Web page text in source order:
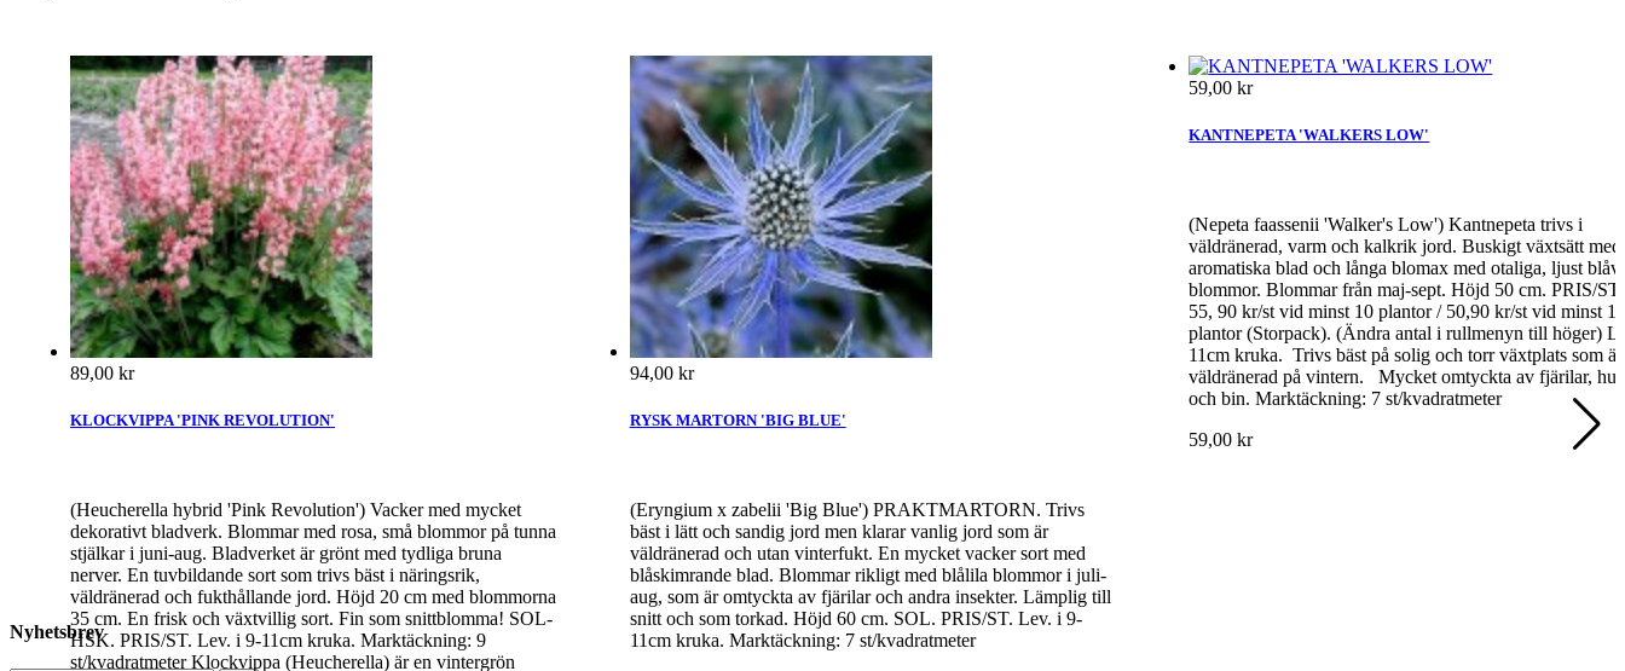
89,00 kr
KLOCKVIPPA 'PINK REVOLUTION'
(Heucherella hybrid 'Pink Revolution') Vacker med mycket
dekorativt bladverk. Blommar med rosa, små blommor på tunna
stjälkar i juni-aug. Bladverket är grönt med tydliga bruna
nerver. En tuvbildande sort som trivs bäst i näringsrik,
väldränerad och fukthållande jord. Höjd 20 cm med blommorna
35 cm. En frisk och växtvillig sort. Fin som snittblomma! SOL-
HSK. PRIS/ST. Lev. i 9-11cm kruka. Marktäckning: 9
st/kvadratmeter Klockvippa (Heucherella) är en vintergrön
94,00 kr
RYSK MARTORN 'BIG BLUE'
(Eryngium x zabelii 'Big Blue') PRAKTMARTORN. Trivs
bäst i lätt och sandig jord men klarar vanlig jord som är
väldränerad och utan vinterfukt. En mycket vacker sort med
blåskimrande blad. Blommar rikligt med blålila blommor i juli-
aug, som är omtyckta av fjärilar och andra insekter. Lämplig till
snitt och som torkad. Höjd 60 cm. SOL. PRIS/ST. Lev. i 9-
11cm kruka. Marktäckning: 7 st/kvadratmeter
59,00 kr
KANTNEPETA 'WALKERS LOW'
(Nepeta faassenii 'Walker's Low') Kantnepeta trivs i
väldränerad, varm och kalkrik jord. Buskigt växtsätt med
aromatiska blad och långa blomax med otaliga, ljust
blommor. Blommar från maj-sept. Höjd 50 cm. PRIS/
55, 90 kr/st vid minst 10 plantor / 50,90 kr/st vid minst
plantor (Storpack). (Ändra antal i rullmenyn till höger)
11cm kruka. Trivs bäst på solig och torr växtplats som är
väldränerad på vintern. Mycket omtyckta av fjärilar,
och bin. Marktäckning: 7 st/kvadratmeter
59,00 kr
Nyhetsbrev